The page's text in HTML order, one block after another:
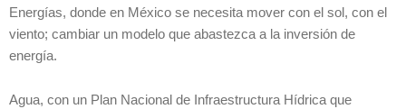
Energías, donde en México se necesita mover con el sol, con el
viento; cambiar un modelo que abastezca a la inversión de
energía.
Agua, con un Plan Nacional de Infraestructura Hídrica que